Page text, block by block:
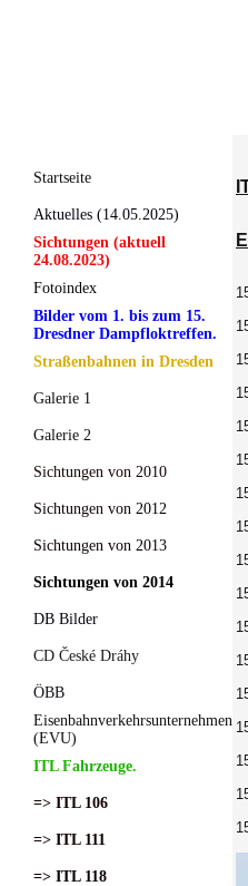
Startseite
Aktuelles (14.05.2025)
Sichtungen (aktuell
24.08.2023)
Fotoindex
Bilder vom 1. bis zum 15.
Dresdner Dampfloktreffen.
Straßenbahnen in Dresden
Galerie 1
Galerie 2
Sichtungen von 2010
Sichtungen von 2012
Sichtungen von 2013
Sichtungen von 2014
DB Bilder
CD České Dráhy
ÖBB
Eisenbahnverkehrsunternehmen
(EVU)
ITL Fahrzeuge.
=> ITL 106
=> ITL 111
=> ITL 118